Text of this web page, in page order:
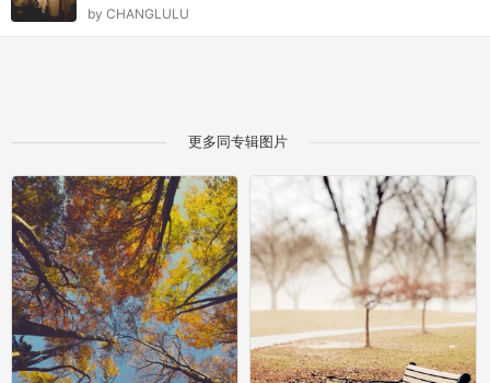
by CHANGLULU
更多同专辑图片